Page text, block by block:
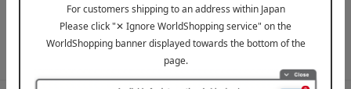
メールマガジンについて詳しく見る